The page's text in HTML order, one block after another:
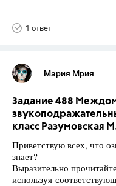
1 ответ
Мария Мрия
Задание 488
класс Разумовская
Приветствую всех, что
знает?
Выразительно
используя